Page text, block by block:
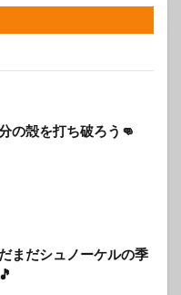
の殻を打ち破ろう👊
まだシュノーケルの季